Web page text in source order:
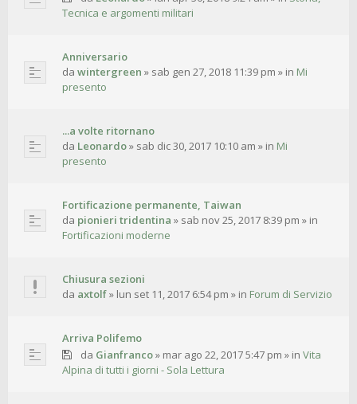
Tecnica e argomenti militari
Anniversario
da wintergreen » sab gen 27, 2018 11:39 pm » in Mi
presento
...a volte ritornano
da Leonardo» sab dic 30, 2017 10:10 am » in Mi
presento
Fortificazione permanente, Taiwan
da pionieri tridentina » sab nov 25, 2017 8:39 pm » in
Fortificazioni moderne
Chiusura sezioni
da axtolf» lun set 11, 2017 6:54 pm » in Forum di Servizio
Arriva Polifemo
da Gianfranco» mar ago 22, 2017 5:47 pm » in Vita
Alpina di tutti i giorni - Sola Lettura